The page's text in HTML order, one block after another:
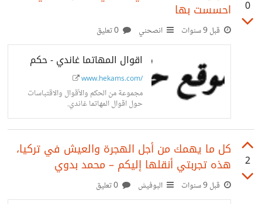
0 احسست بها
قبل 9 سنوات انصحني
اقوال المهاتما غاندي - حكم
www.hekams.com/
مجموعة من الحكم والأقوال والاقتباسات
حول اقوال المهاتما غاندي.
2
كل ما يهمك من أجل الهجرة والعيش في تركيا،
هذه تجربتي أنقلها إليكم – محمد بدوي
قبل 9 سنوات البوفيش